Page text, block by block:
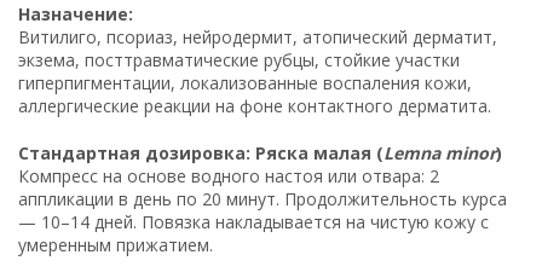
Назначение:
Витилиго, псориаз, нейродермит, атопический дерматит,
экзема, посттравматические рубцы, стойкие участки
гиперпигментации, локализованные воспаления кожи,
аллергические реакции на фоне контактного дерматита.
Стандартная дозировка: Ряска малая (Lemna minor)
Компресс на основе водного настоя или отвара: 2
аппликации в день по 20 минут. Продолжительность курса
— 10–14 дней. Повязка накладывается на чистую кожу с
умеренным прижатием.